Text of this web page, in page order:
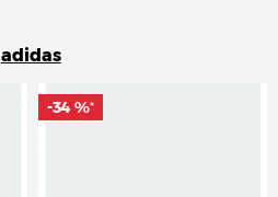
adidas
-34 %*
-34 %*